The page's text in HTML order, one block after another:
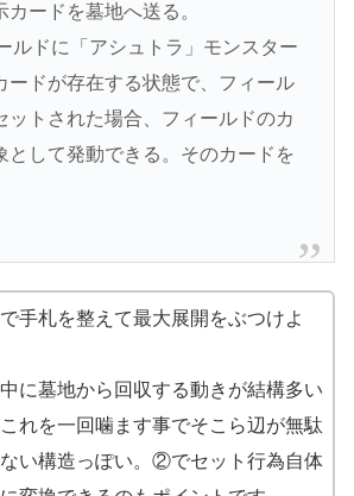
ードを墓地へ送る。
ルドに「アシュトラ」モンスター
ードが存在する状態で、フィール
ットされた場合、フィールドのカ
として発動できる。そのカードを
手札を整えて最大展開をぶつけよ
に墓地から回収する動きが結構多い
れを一回噛ます事でそこら辺が無駄
い構造っぽい。②でセット行為自体